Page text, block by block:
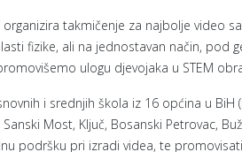
organizira takmičenje za najbolje video
fizike, ali na jednostavan način, pod
ulogu djevojaka u STEM
i srednjih škola iz 16 općina u BiH
Most, Ključ, Bosanski Petrovac,
podršku pri izradi videa, te